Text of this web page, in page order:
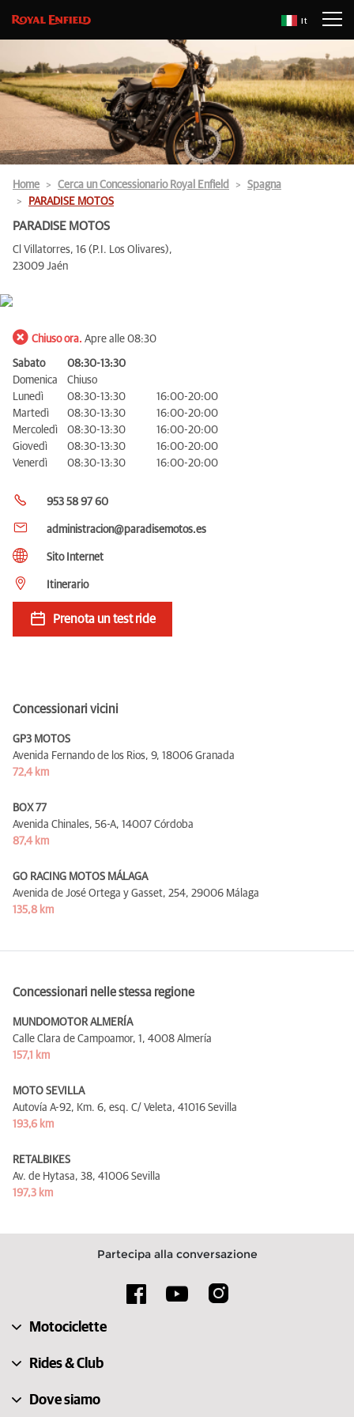
It
Home Cerca un Concessionario Royal Enfield
Spagna
PARADISE MOTOS
PARADISE MOTOS
Cl Villatorres, 16 (P.I. Los Olivares),
23009 Jaén
Chiuso ora. Apre alle 08:30
Sabato
08:30-13:30
Domenica
Chiuso
Lunedì
08:30-13:30
16:00-20:00
Martedì
08:30-13:30
16:00-20:00
Mercoledì
08:30-13:30
16:00-20:00
Giovedì
08:30-13:30
16:00-20:00
Venerdì
08:30-13:30 16:00-20:00
953 58 97 60
administracion@paradisemotos.es
Sito Internet
Itinerario
Prenota un test ride
Concessionari vicini
GP3 MOTOS
Avenida Fernando de los Rios, 9, 18006 Granada
72,4 km
BOX 77
Avenida Chinales, 56-A, 14007 Córdoba
87,4 km
GO RACING MOTOS MÁLAGA
Avenida de José Ortega y Gasset, 254, 29006 Málaga
135,8 km
Concessionari nelle stessa regione
MUNDOMOTOR ALMERÍA
Calle Clara de Campoamor, 1, 4008 Almería
157,1 km
MOTO SEVILLA
Autovía A-92, Km. 6, esq. C/ Veleta, 41016 Sevilla
193,6 km
RETALBIKES
Av. de Hytasa, 38, 41006 Sevilla
197,3 km
Partecipa alla conversazione
Motociclette
Rides & Club
Dove siamo